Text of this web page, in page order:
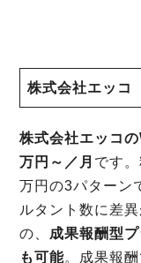
株式会社エッコ
株式会社エッコ
万円～／月 です
万円の3パターン
ルタント数に差
の、 成果報酬型
も可能。成果報